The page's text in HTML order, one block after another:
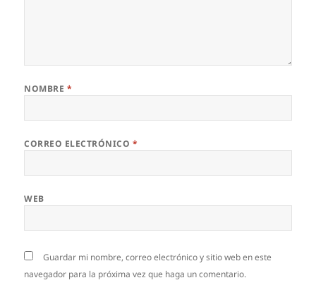
NOMBRE *
CORREO ELECTRÓNICO *
WEB
Guardar mi nombre, correo electrónico y sitio web en este
navegador para la próxima vez que haga un comentario.